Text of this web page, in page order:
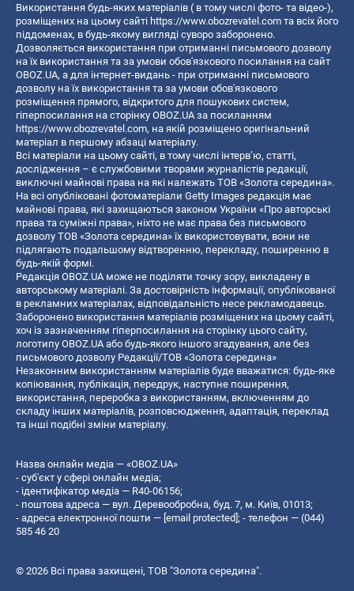
Використання будь-яких матеріалів ( в тому числі фото- та відео-),
розміщених на цьому сайті https://www.obozrevatel.com та всіх його
піддоменах, в будь-якому вигляді суворо заборонено.
Дозволяється використання при отриманні письмового дозволу
на їх використання та за умови обов'язкового посилання на сайт
OBOZ.UA, а для інтернет-видань - при отриманні письмового
дозволу на їх використання та за умови обов'язкового
розміщення прямого, відкритого для пошукових систем,
гіперпосилання на сторінку OBOZ.UA за посиланням
https://www.obozrevatel.com, на якій розміщено оригінальний
матеріал в першому абзаці матеріалу.
Всі матеріали на цьому сайті, в тому числі інтерв’ю, статті,
дослідження – є службовими творами журналістів редакції,
виключні майнові права на які належать ТОВ «Золота середина».
На всі опубліковані фотоматеріали Getty Images редакція має
майнові права, які захищаються законом України «Про авторські
права та суміжні права», ніхто не має права без письмового
дозволу ТОВ «Золота середина» їх використовувати, вони не
підлягають подальшому відтворенню, перекладу, поширенню в
будь-якій формі.
Редакція OBOZ.UA може не поділяти точку зору, викладену в
авторському матеріалі. За достовірність інформації, опублікованої
в рекламних матеріалах, відповідальність несе рекламодавець.
Заборонено використання матеріалів розміщених на цьому сайті,
хоч із зазначенням гіперпосилання на сторінку цього сайту,
логотипу OBOZ.UA або будь-якого іншого згадування, але без
письмового дозволу Редакції/ТОВ «Золота середина»
Незаконним використанням матеріалів буде вважатися: будь-яке
копiювання, публiкацiя, передрук, наступне поширення,
використання, переробка з використанням, включенням до
складу інших матеріалів, розповсюдження, адаптація, переклад
та інші подібні зміни матеріалу.
Назва онлайн медіа — «OBOZ.UA»
- суб'єкт у сфері онлайн медіа;
- ідентифікатор медіа — R40-06156;
- поштова адреса — вул. Деревообробна, буд. 7, м. Київ, 01013;
- адреса електронної пошти — [email protected] ; - телефон — (044)
585 46 20
© 2026 Всі права захищені, ТОВ "Золота середина".